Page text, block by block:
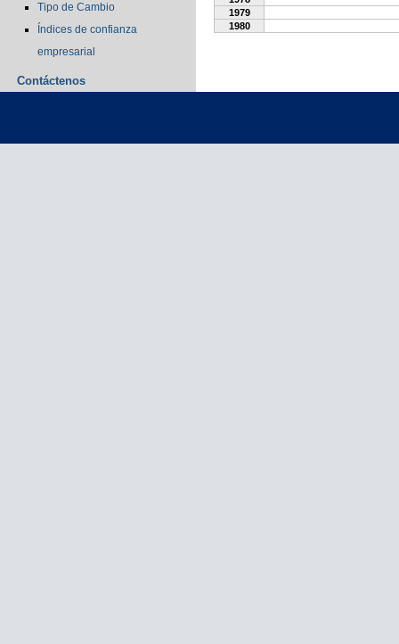
Tipo de Cambio
Índices de confianza
empresarial
Contáctenos
1979
1980